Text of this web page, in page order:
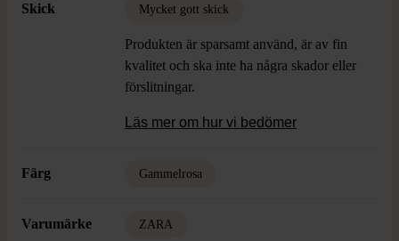
Skick Mycket gott skick
Produkten är sparsamt använd, är av fin
kvalitet och ska inte ha några skador eller
förslitningar.
Läs mer om hur vi bedömer
Färg Gammelrosa
Varumärke ZARA